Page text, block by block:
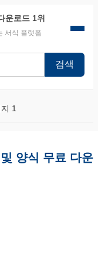
운로드 1위
서식 플랫폼
검색
1
양식 무료 다운